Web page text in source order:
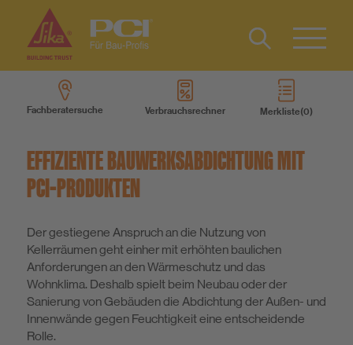
Produktsysteme
Services
Wissen
Über uns
Type 2 or
more
Fachberatersuche Verbrauchsrechner Merkliste
Kontakt
EN
EFFIZIENTE BAUWERKSABDICHTUNG MIT
PCI-PRODUKTEN
Der gestiegene Anspruch an die Nutzung von
Kellerräumen geht einher mit erhöhten baulichen
Anforderungen an den Wärmeschutz und das
Wohnklima. Deshalb spielt beim Neubau oder der
Sanierung von Gebäuden die Abdichtung der Außen- und
Innenwände gegen Feuchtigkeit eine entscheidende
Rolle.